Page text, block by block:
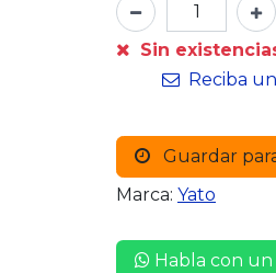
Sin
Reciba
Guardar
Marca: Yato
Habla con un